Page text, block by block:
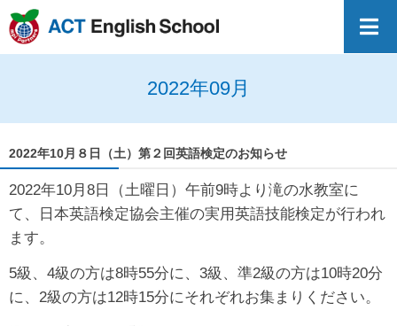
2022年09月
2022年10月８日（土）第２回英語検定のお知らせ
2022年10月8日（土曜日）午前9時より滝の水教室に
て、日本英語検定協会主催の実用英語技能検定が行われ
ます。
5級、4級の方は8時55分に、3級、準2級の方は10時20分
に、2級の方は12時15分にそれぞれお集まりください。